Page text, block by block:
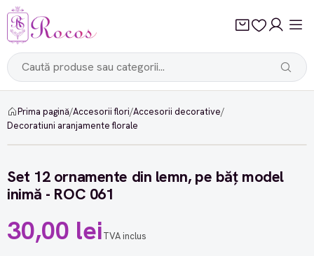
Prima pagină/Accesorii flori/Accesorii decorative/
Decoratiuni aranjamente florale
Set 12 ornamente din lemn, pe băț model
inimă - ROC 061
30,00 leiTVA inclus